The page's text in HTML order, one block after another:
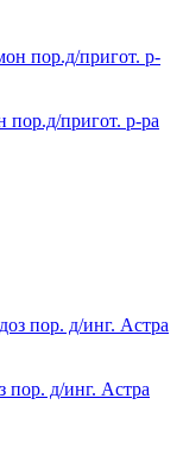
пригот. р-ра
пор. д/инг. Астра